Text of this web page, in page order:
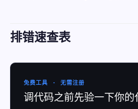
排错速查表
免费工具 · 无需注册
调代码之前先验一下你的